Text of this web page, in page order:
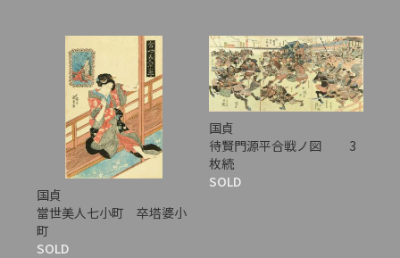
国貞
當世美人七小町 卒塔婆小
町
SOLD
国貞
待賢門源平合戦ノ図 3
枚続
SOLD